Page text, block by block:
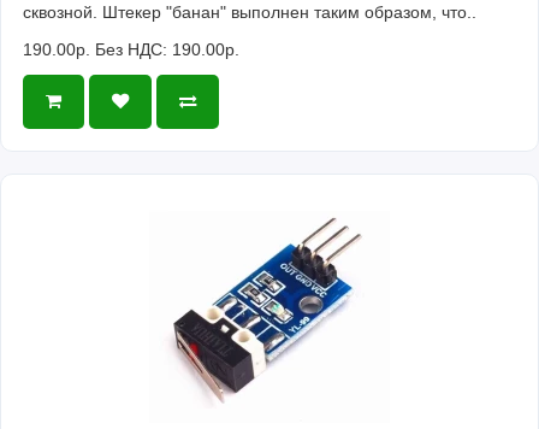
сквозной. Штекер "банан" выполнен таким образом, что..
190.00р. Без НДС: 190.00р.